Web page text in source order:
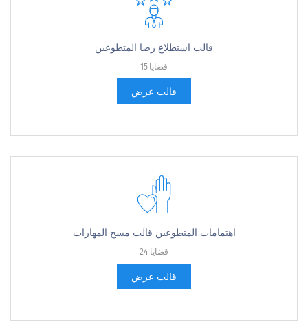
قالب استطلاع رضا المتطوعين
15 قضايا
قالب عرض
اهتمامات المتطوعين قالب مسح المهارات
24 قضايا
قالب عرض